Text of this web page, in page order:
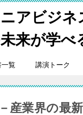
アビジネ
来が学べ
一覧 講演トーク
産業界の最